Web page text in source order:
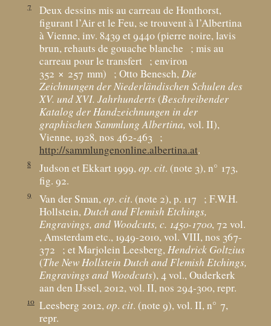
7
Deux dessins mis au carreau de Honthorst,
figurant l’Air et le Feu, se trouvent à l’Albertina
à Vienne, inv. 8439 et 9440 (pierre noire, lavis
brun, rehauts de gouache blanche
; mis au
carreau pour le transfert ; environ
352 × 257 mm) ; Otto Benesch,Die
Zeichnungen der Niederländischen Schulen des
XV. und XVI. Jahrhunderts (Beschreibender
Katalog der Handzeichnungen in der
graphischen Sammlung Albertina, vol. II),
Vienne, 1928, nos 462-463 ;
http://sammlungenonline.albertina.at.
8 Judson et Ekkart 1999,op. cit. (note 3), n° 173,
fig. 92.
9 Van der Sman,op. cit. (note 2), p. 117
; F.W.H.
Hollstein,Dutch and Flemish Etchings,
Engravings, and Woodcuts, c. 1450-1700, 72 vol.
, Amsterdam etc., 1949-2010, vol. VIII, nos 367-
372
; et Marjolein Leesberg,Hendrick Goltzius
(The New Hollstein Dutch and Flemish Etchings,
Engravings and Woodcuts), 4 vol., Ouderkerk
aan den IJssel, 2012, vol. II, nos 294-300, repr.
10 Leesberg 2012,op. cit. (note 9), vol. II, n° 7,
repr.